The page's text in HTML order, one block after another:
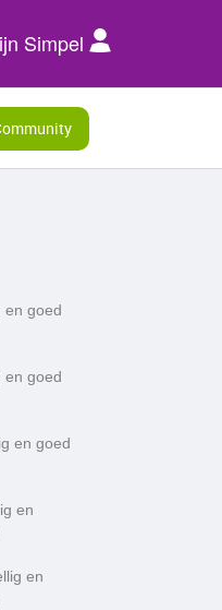
Simpel
en goed
en goed
en goed
en
en